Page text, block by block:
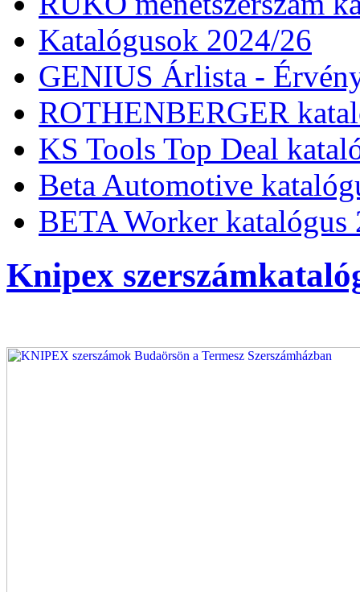
Katalógusok 2024/26
GENIUS Árlista -
ROTHENBERGER
KS Tools Top Deal
Beta Automotive
BETA Worker katalógus
Knipex